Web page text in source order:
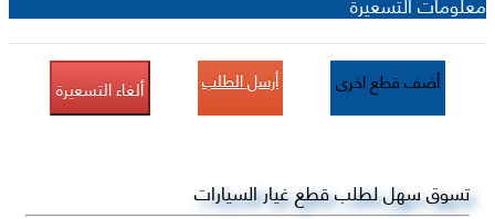
أضف قطع اخرى أرسل الطلب ألغاء التسعيرة
تسوق سهل لطلب قطع غيار السيارات